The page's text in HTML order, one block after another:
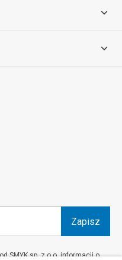
Zapisz
SMYK sp. z o.o. informacji o